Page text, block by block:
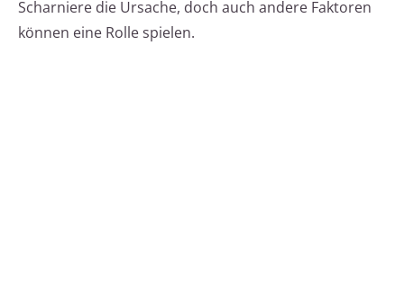
Scharniere die Ursache, doch auch andere Faktoren
können eine Rolle spielen.